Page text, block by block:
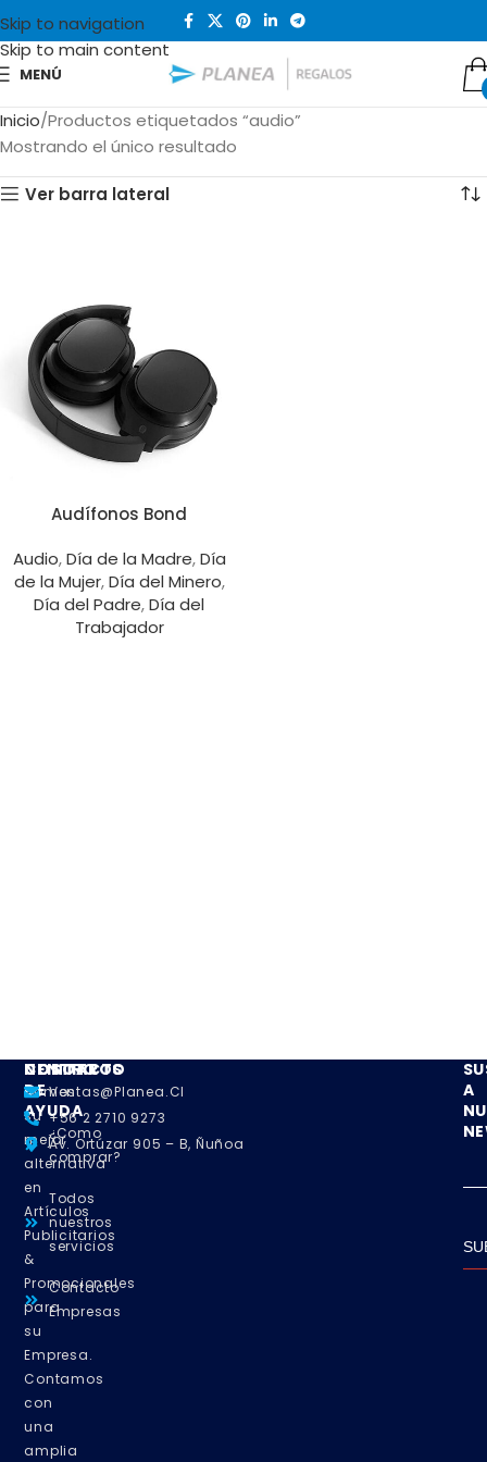
Skip to navigation
Skip to main content
MENÚ
Inicio Productos etiquetados “audio”
Mostrando el único resultado
Ver barra lateral
Audífonos Bond
Audio,Día de la Madre,Día
de la Mujer,Día del Minero,
Día del Padre,Día del
Trabajador
NOSOTROS
Somos
su
mejor
alternativa
en
Artículos
Publicitarios
&
Promocionales
para
su
Empresa.
Contamos
con
una
amplia
CENTRO
DE
AYUDA
¿Como
comprar?
Todos
nuestros
servicios
Contacto
Empresas
CONTACTO
Ventas@planea.cl
+56 2 2710 9273
Av. Ortúzar 905 – B, Ñuñoa
A